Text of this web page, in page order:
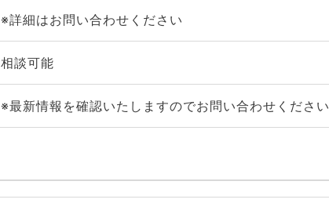
※詳細はお問い合わせください
相談可能
※最新情報を確認いたしますのでお問い合わせください